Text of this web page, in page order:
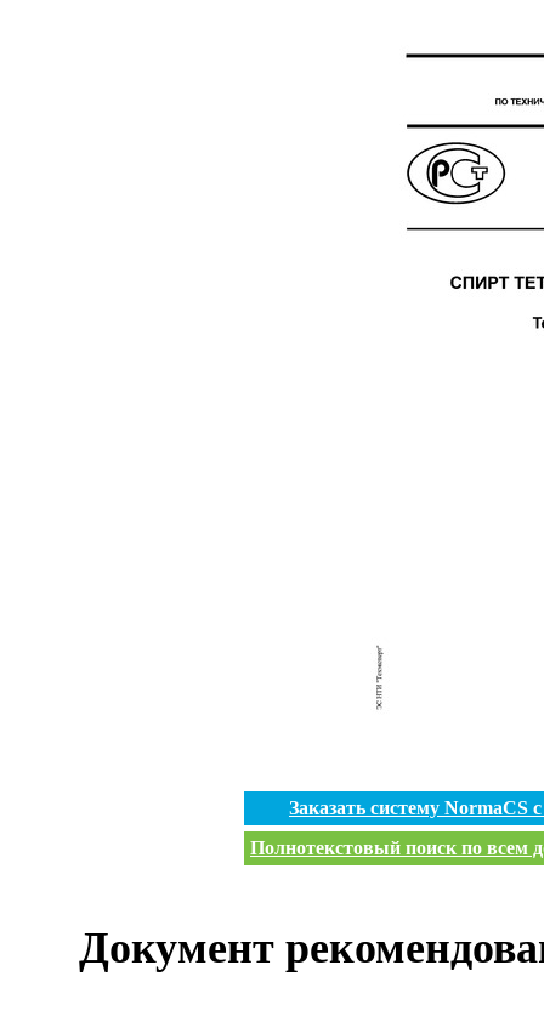
Заказать систему
Полнотекстовый поиск по всем
Документ